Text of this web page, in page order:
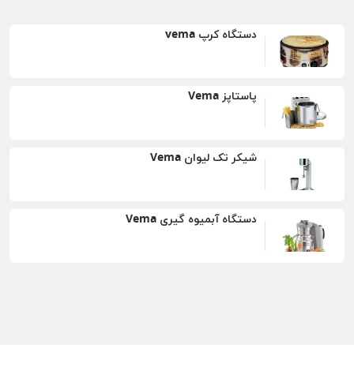
دستگاه کرپ vema
پاستاپز Vema
شیکر تک لیوان Vema
دستگاه آبمیوه گیری Vema